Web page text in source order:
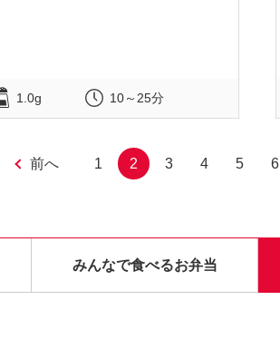
1.0g 10～25分
前へ 1 2 3 4 5 6
みんなで食べるお弁当